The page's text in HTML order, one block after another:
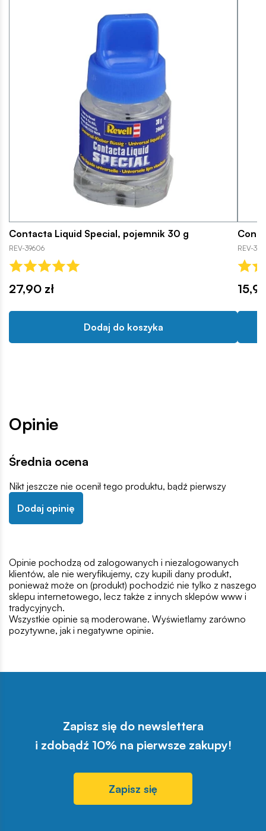
Contacta Liquid Special, pojemnik 30 g
REV-39606
27,90 zł
Dodaj do koszyka
REV-
Opinie
Średnia ocena
Nikt jeszcze nie ocenił tego produktu, bądź pierwszy
Dodaj opinię
Opinie pochodzą od zalogowanych i niezalogowanych
klientów, ale nie weryfikujemy, czy kupili dany produkt,
ponieważ może on (produkt) pochodzić nie tylko z naszego
sklepu internetowego, lecz także z innych sklepów www i
tradycyjnych.
Wszystkie opinie są moderowane. Wyświetlamy zarówno
pozytywne, jak i negatywne opinie.
Zapisz się do newslettera
i zdobądź 10% na pierwsze zakupy!
Zapisz się